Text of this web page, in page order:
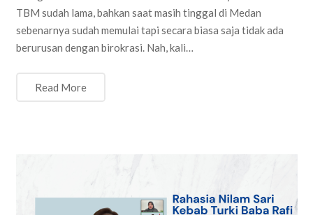
TBM sudah lama, bahkan saat masih tinggal di Medan
sebenarnya sudah memulai tapi secara biasa saja tidak ada
berurusan dengan birokrasi. Nah, kali…
Read More